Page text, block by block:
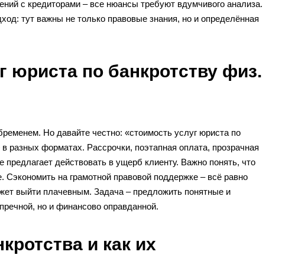
с кредиторами – все нюансы требуют вдумчивого анализа.
тут важны не только правовые знания, но и определённая
юриста по банкротству физ.
Но давайте честно: «стоимость услуг юриста по
разных форматах. Рассрочки, поэтапная оплата, прозрачная
действовать в ущерб клиенту. Важно понять, что
на грамотной правовой поддержке – всё равно
выйти плачевным. Задача – предложить понятные и
но и финансово оправданной.
и как их